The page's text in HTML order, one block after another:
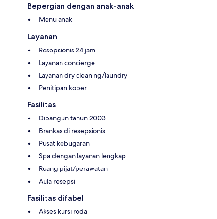
Bepergian dengan anak-anak
Menu anak
Layanan
Resepsionis 24 jam
Layanan concierge
Layanan dry cleaning/laundry
Penitipan koper
Fasilitas
Dibangun tahun 2003
Brankas di resepsionis
Pusat kebugaran
Spa dengan layanan lengkap
Ruang pijat/perawatan
Aula resepsi
Fasilitas difabel
Akses kursi roda